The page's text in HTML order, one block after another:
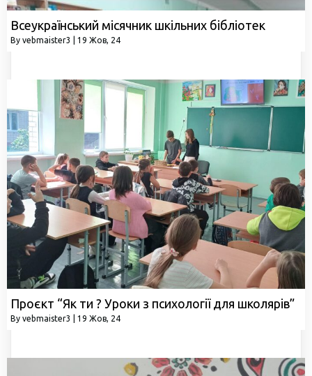
Всеукраїнський місячник шкільних бібліотек
By vebmaister3 19 Жов, 24
Проєкт “Як ти ? Уроки з психології для школярів”
By vebmaister3 19 Жов, 24